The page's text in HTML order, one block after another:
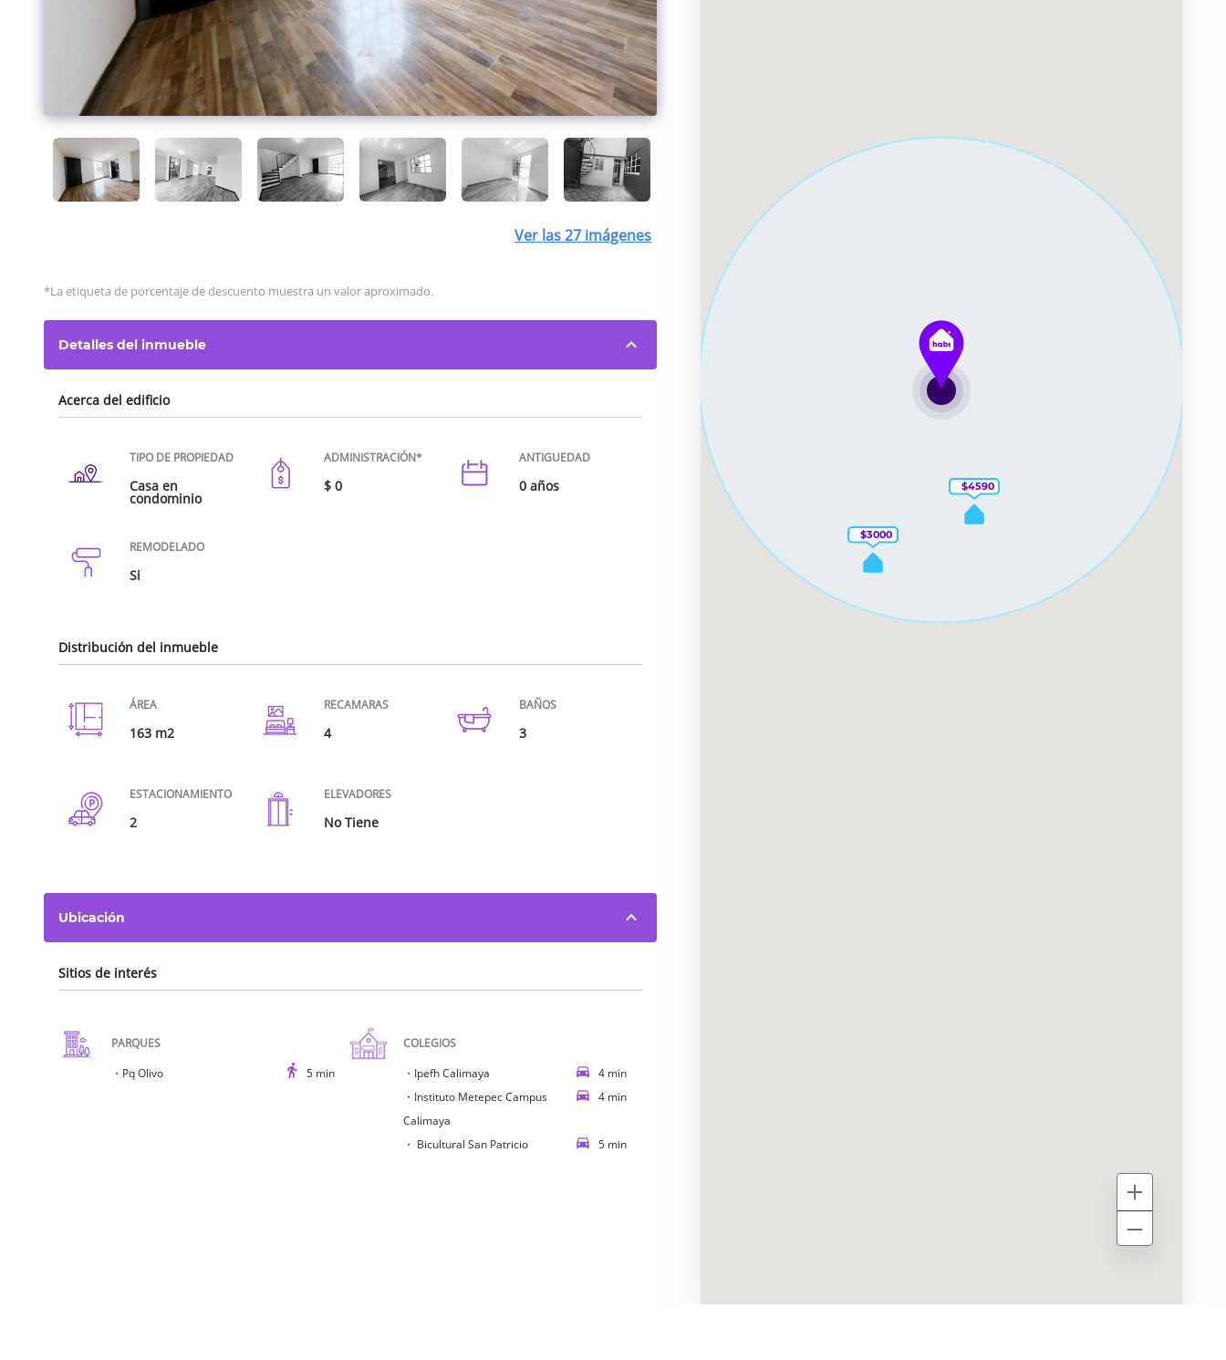
Ver las27 imágenes
*La etiqueta de porcentaje de descuento muestra un valor aproximado.
Detalles del inmueble
Acerca del edificio
TIPO DE PROPIEDAD
Casa en
condominio
ADMINISTRACIÓN*
$ 0
ANTIGUEDAD
0 años
REMODELADO
Si
Distribución del inmueble
ÁREA
163 m2
RECAMARAS
4
BAÑOS
3
ESTACIONAMIENTO
2
ELEVADORES
No Tiene
Ubicación
Sitios de interés
PARQUES
・ Pq Olivo 5 min
COLEGIOS
・ Ipefh Calimaya 4 min
・ Instituto Metepec Campus
Calimaya
4 min
・ Bicultural San Patricio 5 min
$4590
$3000